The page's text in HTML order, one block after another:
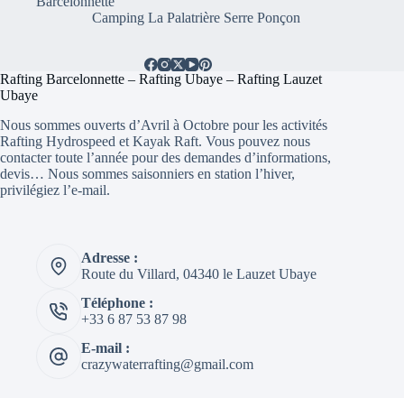
Camping La Palatrière Serre Ponçon
Rafting Barcelonnette – Rafting Ubaye – Rafting Lauzet
Ubaye
Nous sommes ouverts d’Avril à Octobre pour les activités
Rafting Hydrospeed et Kayak Raft. Vous pouvez nous
contacter toute l’année pour des demandes d’informations,
devis… Nous sommes saisonniers en station l’hiver,
privilégiez l’e-mail.
Adresse :
Route du Villard, 04340 le Lauzet Ubaye
Téléphone :
+33 6 87 53 87 98
E-mail :
crazywaterrafting@gmail.com